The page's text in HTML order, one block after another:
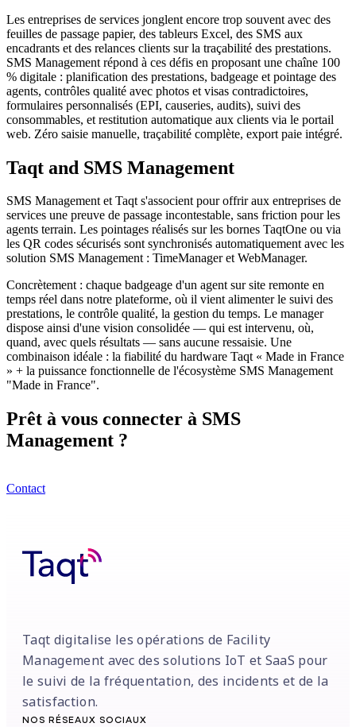
Les entreprises de services jonglent encore trop souvent avec des
feuilles de passage papier, des tableurs Excel, des SMS aux
encadrants et des relances clients sur la traçabilité des prestations.
SMS Management répond à ces défis en proposant une chaîne 100
% digitale : planification des prestations, badgeage et pointage des
agents, contrôles qualité avec photos et visas contradictoires,
formulaires personnalisés (EPI, causeries, audits), suivi des
consommables, et restitution automatique aux clients via le portail
web. Zéro saisie manuelle, traçabilité complète, export paie intégré.
Taqt and SMS Management
SMS Management et Taqt s'associent pour offrir aux entreprises de
services une preuve de passage incontestable, sans friction pour les
agents terrain. Les pointages réalisés sur les bornes TaqtOne ou via
les QR codes sécurisés sont synchronisés automatiquement avec les
solution SMS Management : TimeManager et WebManager.
Concrètement : chaque badgeage d'un agent sur site remonte en
temps réel dans notre plateforme, où il vient alimenter le suivi des
prestations, le contrôle qualité, la gestion du temps. Le manager
dispose ainsi d'une vision consolidée — qui est intervenu, où,
quand, avec quels résultats — sans aucune ressaisie. Une
combinaison idéale : la fiabilité du hardware Taqt « Made in France
» + la puissance fonctionnelle de l'écosystème SMS Management
"Made in France".
Prêt à vous connecter à SMS
Management ?
Contact
Taqt digitalise les opérations de Facility
Management avec des solutions IoT et SaaS pour
le suivi de la fréquentation, des incidents et de la
satisfaction.
NOS RÉSEAUX SOCIAUX